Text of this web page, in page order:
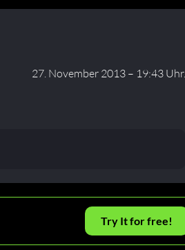
27. November 2013 – 19:43 Uhr.
Try It for free!